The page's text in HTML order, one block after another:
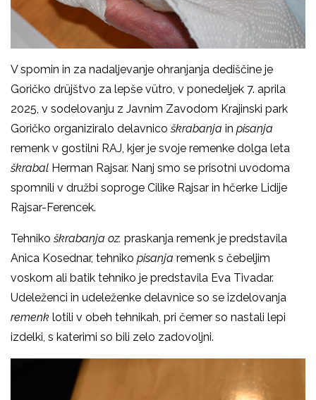
V spomin in za nadaljevanje ohranjanja dediščine je
Goričko drüjštvo za lepše vütro, v ponedeljek 7. aprila
2025, v sodelovanju z Javnim Zavodom Krajinski park
Goričko organiziralo delavnico škrabanja in pisanja
remenk v gostilni RAJ, kjer je svoje remenke dolga leta
škrabal Herman Rajsar. Nanj smo se prisotni uvodoma
spomnili v družbi soproge Cilike Rajsar in hčerke Lidije
Rajsar-Ferencek.
Tehniko škrabanja oz. praskanja remenk je predstavila
Anica Kosednar, tehniko pisanja remenk s čebeljim
voskom ali batik tehniko je predstavila Eva Tivadar.
Udeleženci in udeleženke delavnice so se izdelovanja
remenk lotili v obeh tehnikah, pri čemer so nastali lepi
izdelki, s katerimi so bili zelo zadovoljni.